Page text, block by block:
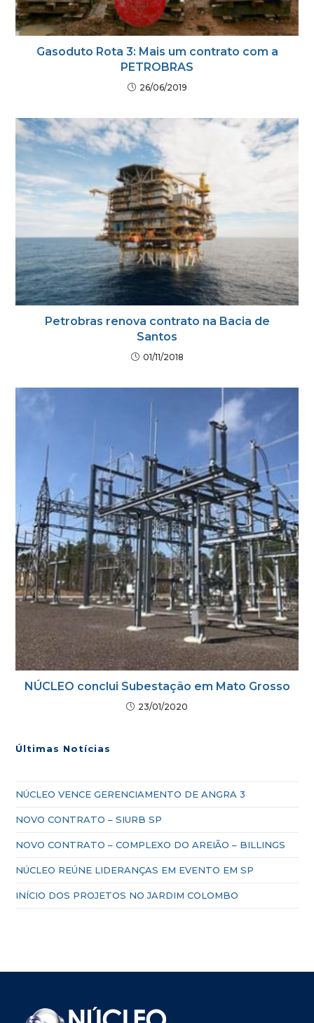
Gasoduto Rota 3: Mais um contrato com a
PETROBRAS
26/06/2019
Petrobras renova contrato na Bacia de
Santos
01/11/2018
NÚCLEO conclui Subestação em Mato Grosso
23/01/2020
Últimas Notícias
NÚCLEO VENCE GERENCIAMENTO DE ANGRA 3
NOVO CONTRATO – SIURB SP
NOVO CONTRATO – COMPLEXO DO AREIÃO – BILLINGS
NÚCLEO REÚNE LIDERANÇAS EM EVENTO EM SP
INÍCIO DOS PROJETOS NO JARDIM COLOMBO